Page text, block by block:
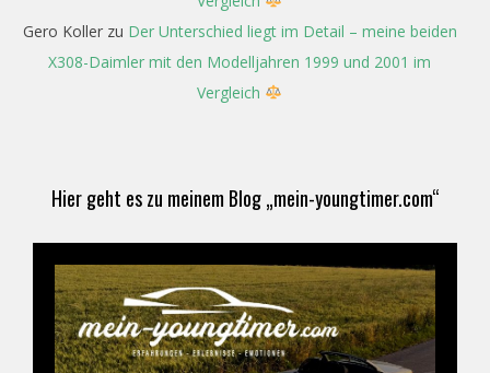
Gero Kollerzu Der Unterschied liegt im Detail – meine beiden
X308-Daimler mit den Modelljahren 1999 und 2001 im
Vergleich
Hier geht es zu meinem Blog „mein-youngtimer.com“